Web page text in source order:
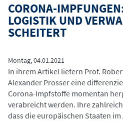
CORONA-
LOGISTIK UND
SCHEITERT
Montag, 04.01.2021
In ihrem Artikel liefern Prof.
Alexander Prosser eine
Corona-Impfstoffe momentan
verabreicht werden. Ihre
dass die europäischen Staaten